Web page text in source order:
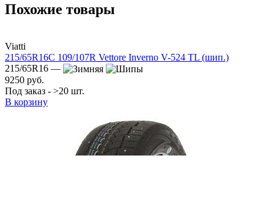
Похожие товары
Viatti
215/65R16C 109/107R Vettore Inverno V-524 TL (шип.)
215/65R16 —
9250 руб.
Под заказ - >20 шт.
В корзину